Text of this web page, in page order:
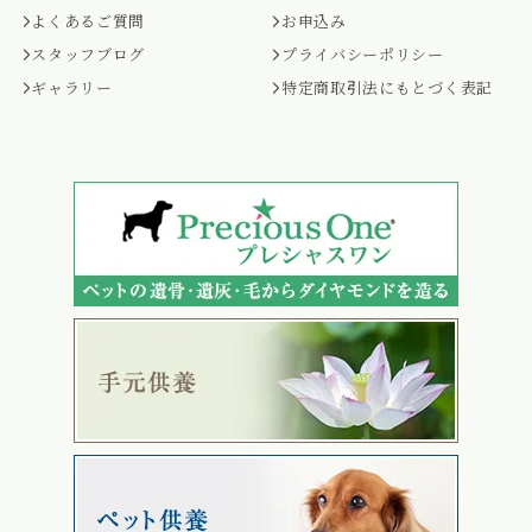
よくあるご質問
スタッフブログ
ギャラリー
お申込み
プライバシーポリシー
特定商取引法にもとづく表記